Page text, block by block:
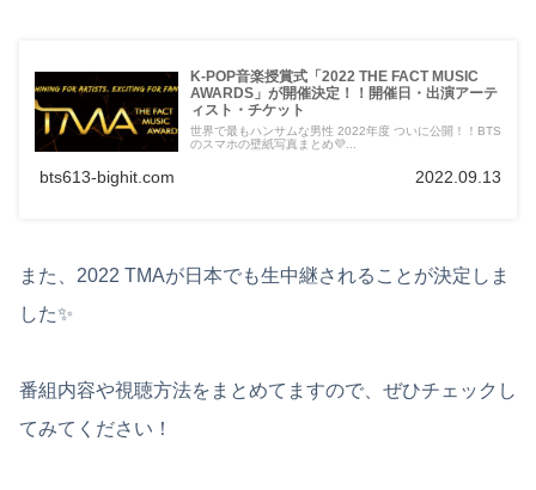
K-POP音楽授賞式「2022 THE FACT MUSIC
AWARDS」が開催決定！！開催日・出演アーテ
ィスト・チケット
世界で最もハンサムな男性 2022年度 ついに公開！！BTS
のスマホの壁紙写真まとめ💜...
bts613-bighit.com 2022.09.13
また、2022 TMAが日本でも生中継されることが決定しま
した✨
番組内容や視聴方法をまとめてますので、ぜひチェックし
てみてください！